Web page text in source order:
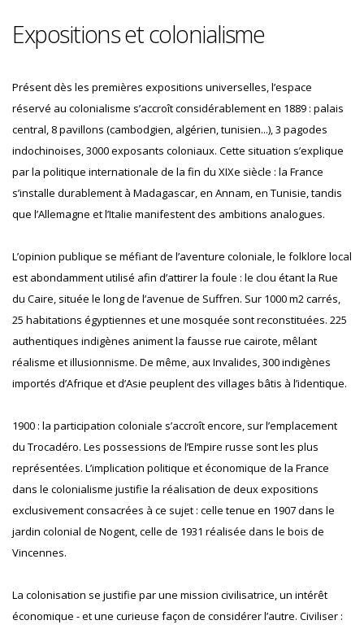
Expositions et colonialisme
Présent dès les premières expositions universelles, l’espace
réservé au colonialisme s’accroît considérablement en 1889 : palais
central, 8 pavillons (cambodgien, algérien, tunisien...), 3 pagodes
indochinoises, 3000 exposants coloniaux. Cette situation s’explique
par la politique internationale de la fin du XIXe siècle : la France
s’installe durablement à Madagascar, en Annam, en Tunisie, tandis
que l’Allemagne et l’Italie manifestent des ambitions analogues.
L’opinion publique se méfiant de l’aventure coloniale, le folklore local
est abondamment utilisé afin d’attirer la foule : le clou étant la Rue
du Caire, située le long de l’avenue de Suffren. Sur 1000 m2 carrés,
25 habitations égyptiennes et une mosquée sont reconstituées. 225
authentiques indigènes animent la fausse rue cairote, mêlant
réalisme et illusionnisme. De même, aux Invalides, 300 indigènes
importés d’Afrique et d’Asie peuplent des villages bâtis à l’identique.
1900 : la participation coloniale s’accroît encore, sur l’emplacement
du Trocadéro. Les possessions de l’Empire russe sont les plus
représentées. L’implication politique et économique de la France
dans le colonialisme justifie la réalisation de deux expositions
exclusivement consacrées à ce sujet : celle tenue en 1907 dans le
jardin colonial de Nogent, celle de 1931 réalisée dans le bois de
Vincennes.
La colonisation se justifie par une mission civilisatrice, un intérêt
économique - et une curieuse façon de considérer l’autre. Civiliser :